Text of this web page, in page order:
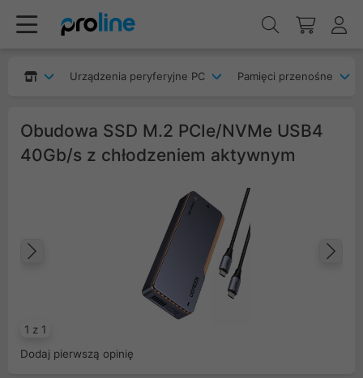
Urządzenia peryferyjne PC Pamięci przenośne
Obudowa SSD M.2 PCIe/NVMe USB4
40Gb/s z chłodzeniem aktywnym
1 z 1
Poprzedni
Dodaj pierwszą opinię